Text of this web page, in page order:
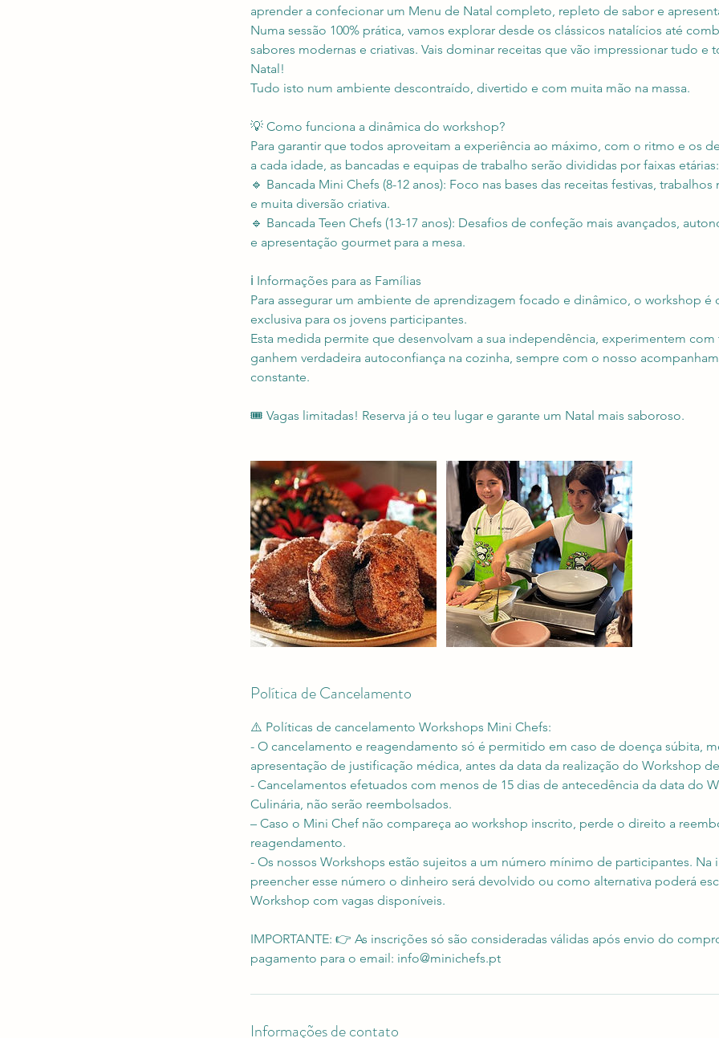
aprender a confecionar um Menu de Natal completo, repleto de sabor e
Numa sessão 100% prática, vamos explorar desde os clássicos natalícios até
sabores modernas e criativas. Vais dominar receitas que vão impressionar tudo e
Natal!
Tudo isto num ambiente descontraído, divertido e com muita mão na massa.
💡 Como funciona a dinâmica do workshop?
Para garantir que todos aproveitam a experiência ao máximo, com o ritmo e os
a cada idade, as bancadas e equipas de trabalho serão divididas por faixas etárias:
🔹 Bancada Mini Chefs (8-12 anos): Foco nas bases das receitas festivas, trabalhos
e muita diversão criativa.
🔹 Bancada Teen Chefs (13-17 anos): Desafios de confeção mais avançados,
e apresentação gourmet para a mesa.
ℹ️ Informações para as Famílias
Para assegurar um ambiente de aprendizagem focado e dinâmico, o workshop é
exclusiva para os jovens participantes.
Esta medida permite que desenvolvam a sua independência, experimentem
ganhem verdadeira autoconfiança na cozinha, sempre com o nosso
constante.
🎟️ Vagas limitadas! Reserva já o teu lugar e garante um Natal mais saboroso.
Política de Cancelamento
⚠️ Políticas de cancelamento Workshops Mini Chefs:
- O cancelamento e reagendamento só é permitido em caso de doença súbita,
apresentação de justificação médica, antes da data da realização do Workshop
- Cancelamentos efetuados com menos de 15 dias de antecedência da data do
Culinária, não serão reembolsados.
– Caso o Mini Chef não compareça ao workshop inscrito, perde o direito a
reagendamento.
- Os nossos Workshops estão sujeitos a um número mínimo de participantes.
preencher esse número o dinheiro será devolvido ou como alternativa poderá
Workshop com vagas disponíveis.
IMPORTANTE: 👉 As inscrições só são consideradas válidas após envio do
pagamento para o email: info@minichefs.pt
Informações de contato